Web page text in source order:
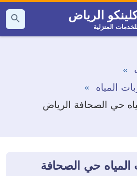
الرياض
المنزلية
بحث
عن
المياه
حي الصحافة الرياض
حي الصحافة